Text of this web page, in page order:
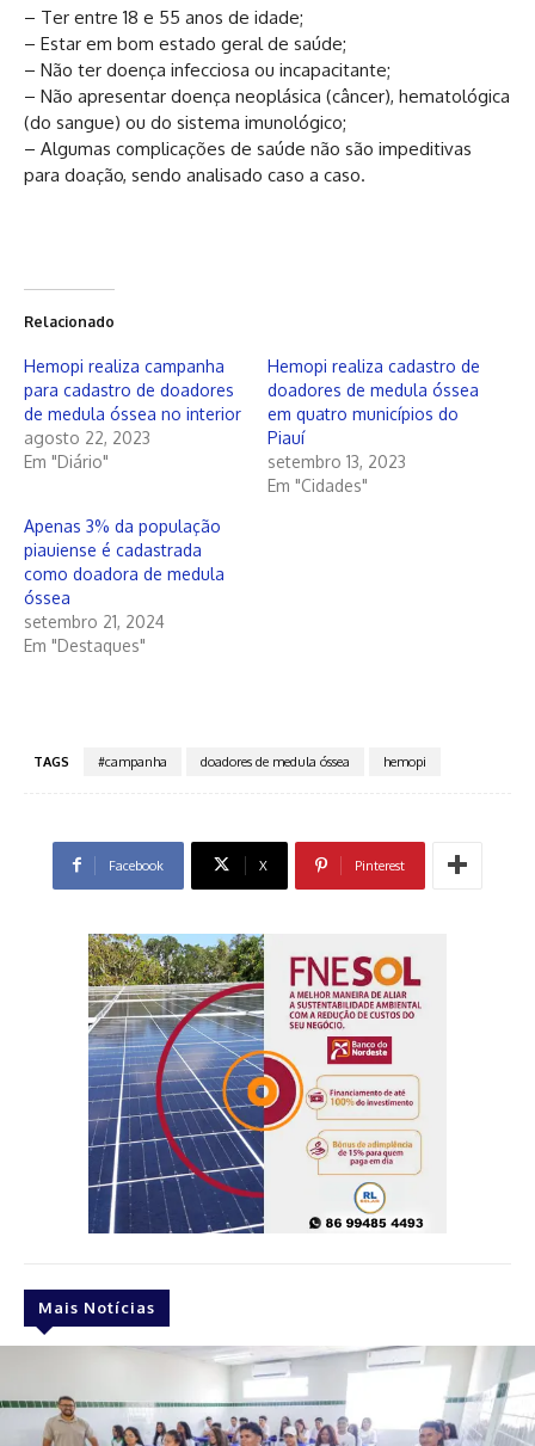
– Ter entre 18 e 55 anos de idade;
– Estar em bom estado geral de saúde;
– Não ter doença infecciosa ou incapacitante;
– Não apresentar doença neoplásica (câncer), hematológica
(do sangue) ou do sistema imunológico;
– Algumas complicações de saúde não são impeditivas
para doação, sendo analisado caso a caso.
Relacionado
Hemopi realiza campanha
para cadastro de doadores
de medula óssea no interior
agosto 22, 2023
Em "Diário"
Hemopi realiza cadastro de
doadores de medula óssea
em quatro municípios do
Piauí
setembro 13, 2023
Em "Cidades"
Apenas 3% da população
piauiense é cadastrada
como doadora de medula
óssea
setembro 21, 2024
Em "Destaques"
TAGS #campanha doadores de medula óssea hemopi
Facebook X Pinterest
Mais Notícias